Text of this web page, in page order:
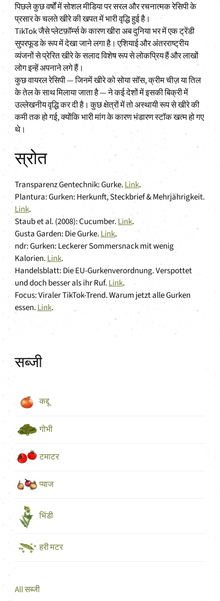
पिछले कुछ वर्षों में सोशल मीडिया पर सरल और रचनात्मक रेसिपी के
प्रसार के चलते खीरे की खपत में भारी वृद्धि हुई है।
TikTok जैसे प्लेटफ़ॉर्म्स के कारण खीरा अब दुनिया भर में एक ट्रेंडी
सुपरफूड के रूप में देखा जाने लगा है। एशियाई और अंतरराष्ट्रीय
व्यंजनों से प्रेरित खीरे के सलाद विशेष रूप से लोकप्रिय हैं और लाखों
लोग इन्हें अपनाने लगे हैं।
कुछ वायरल रेसिपी — जिनमें खीरे को सोया सॉस, क्रीम चीज़ या तिल
के तेल के साथ मिलाया जाता है — ने कई देशों में इसकी बिक्री में
उल्लेखनीय वृद्धि कर दी है। कुछ क्षेत्रों में तो अस्थायी रूप से खीरे की
कमी तक हो गई, क्योंकि भारी मांग के कारण भंडारण स्टॉक खत्म हो गए
थे।
स्रोत
Transparenz Gentechnik: Gurke.Link.
Plantura: Gurken: Herkunft, Steckbrief & Mehrjährigkeit.
Link.
Staub et al. (2008): Cucumber.Link.
Gusta Garden: Die Gurke.Link.
ndr: Gurken: Leckerer Sommersnack mit wenig
Kalorien.Link.
Handelsblatt: Die EU-Gurkenverordnung. Verspottet
und doch besser als ihr Ruf.Link.
Focus: Viraler TikTok-Trend. Warum jetzt alle Gurken
essen.Link.
सब्जी
कद्दू
गोभी
टमाटर
प्याज
भिंडी
हरी मटर
All सब्जी